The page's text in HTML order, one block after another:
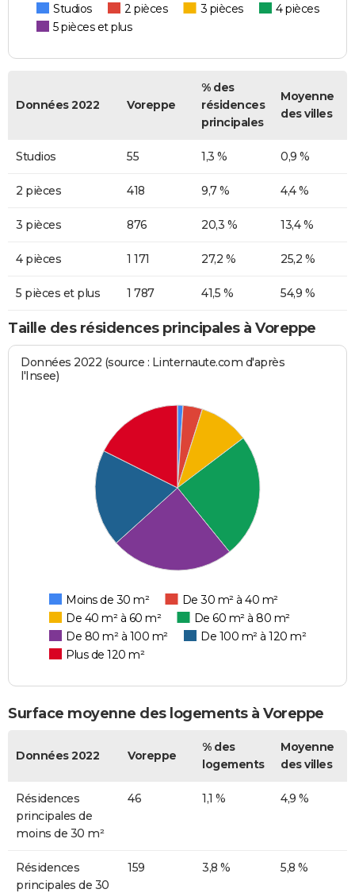
Studios 2 pièces 3 pièces
4 pièces
5 pièces et plus
Données 2022 Voreppe
% des
résidences
principales
Moyenne
des villes
Studios 55 1,3 % 0,9 %
2 pièces 418 9,7 % 4,4 %
3 pièces 876 20,3 % 13,4 %
4 pièces 1 171 27,2 % 25,2 %
5 pièces et plus 1 787 41,5 % 54,9 %
Taille des résidences principales à Voreppe
Données 2022 (source : Linternaute.com d'après
l'Insee)
Moins de 30 m²
De 30 m² à 40 m²
De 40 m² à 60 m²
De 60 m² à 80 m²
De 80 m² à 100 m²
De 100 m² à 120 m²
Plus de 120 m²
Surface moyenne des logements à Voreppe
Données 2022 Voreppe
% des
logements
Moyenne
des villes
Résidences
principales de
moins de 30 m²
46 1,1 % 4,9 %
Résidences
principales de 30
159 3,8 % 5,8 %